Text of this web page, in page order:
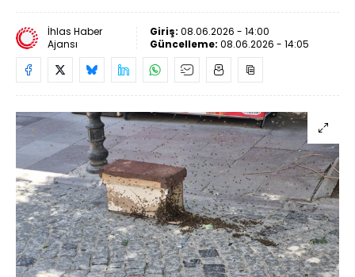
İhlas Haber
Ajansı
Giriş: 08.06.2026 - 14:00
Güncelleme: 08.06.2026 - 14:05